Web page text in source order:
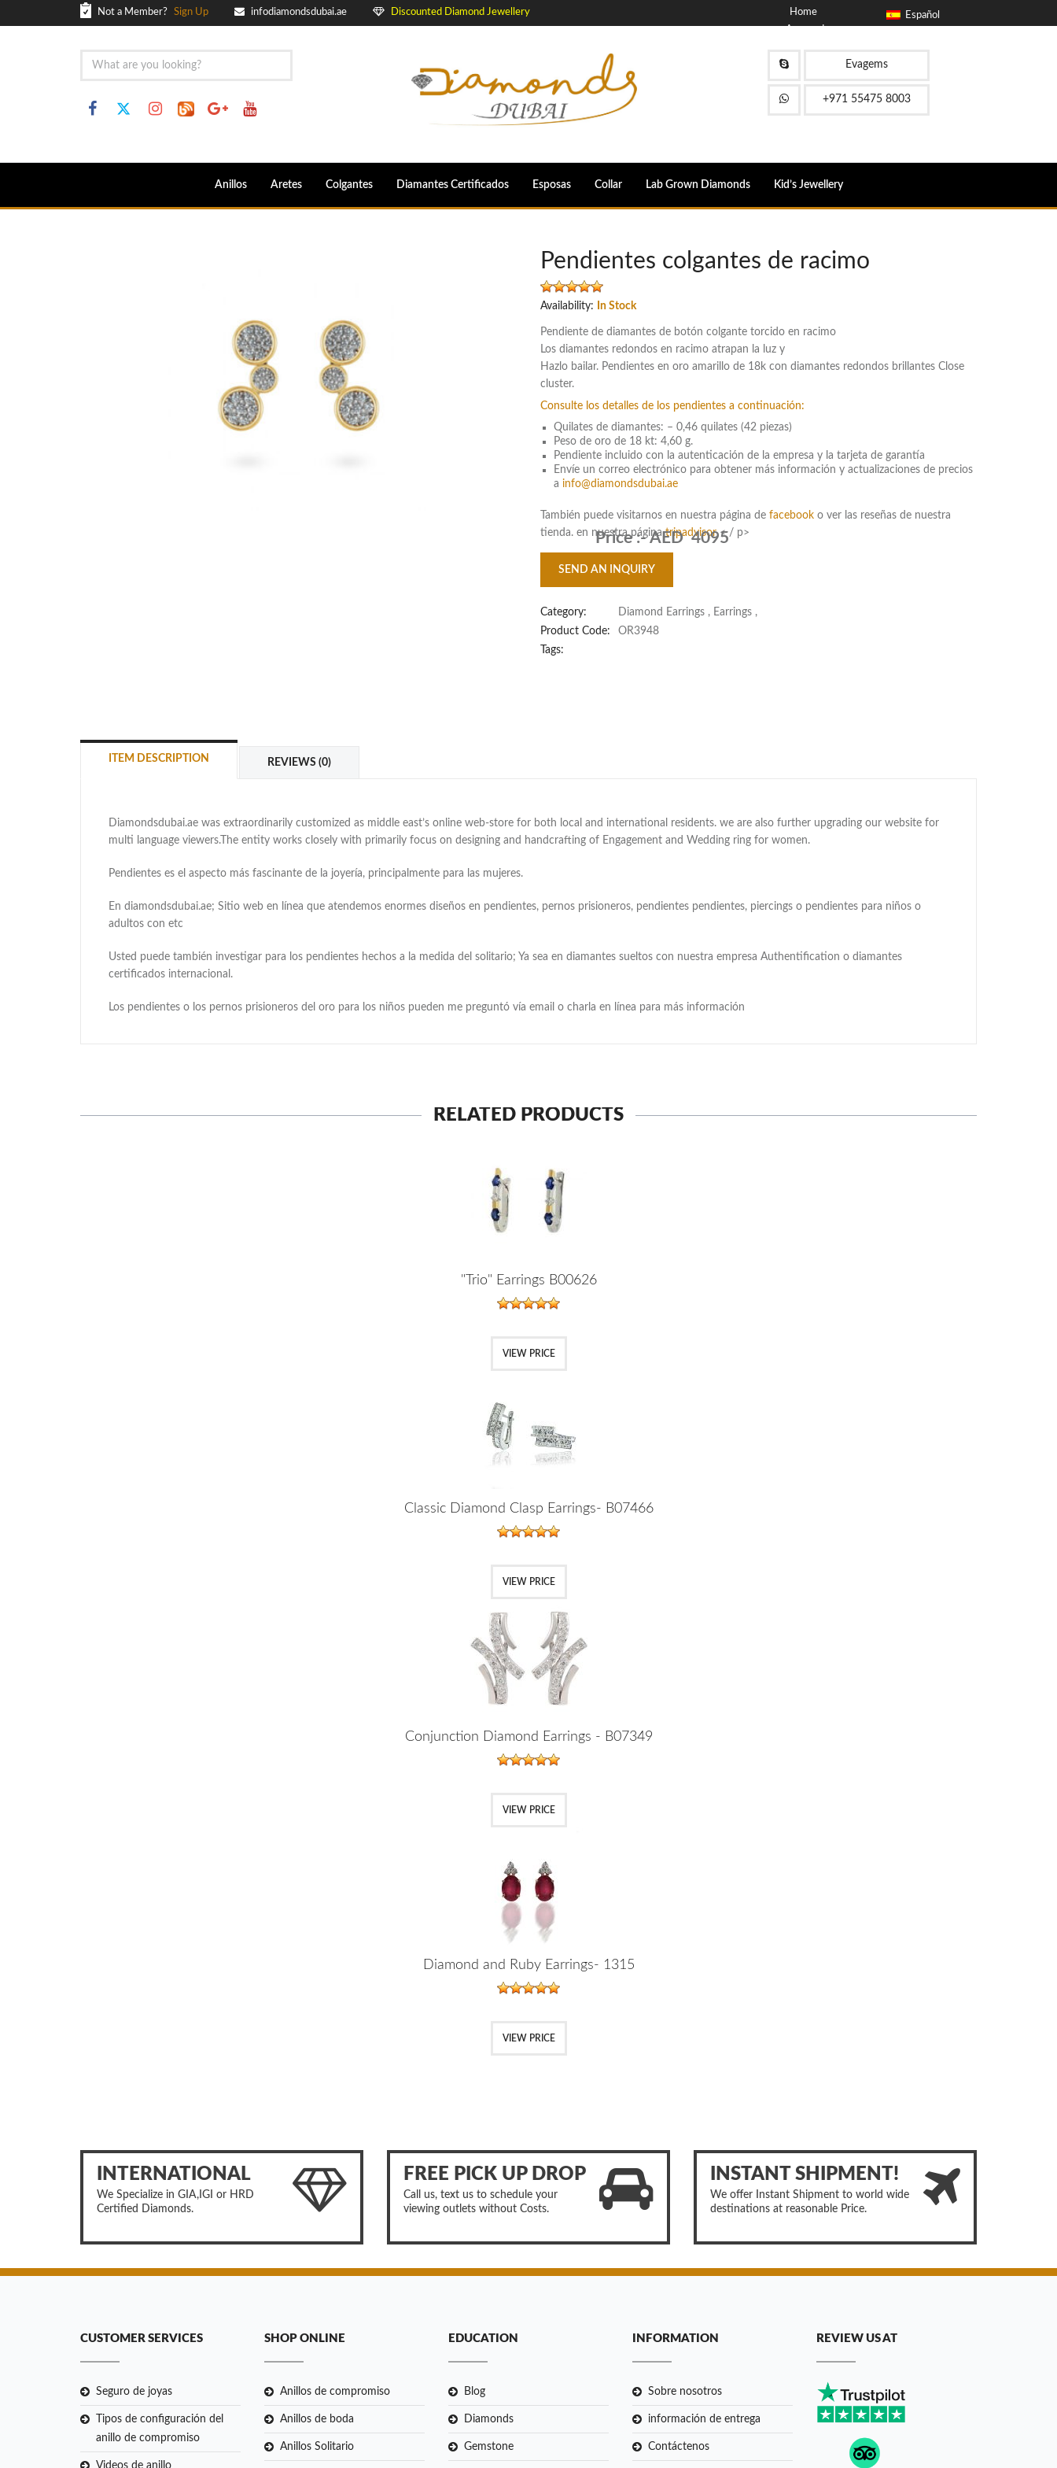
Not a Member? Sign Up infodiamondsdubai.ae Discounted Diamond Jewellery Español
Home
Acerca de
Evagems
+971 55475 8003
Anillos Aretes Colgantes Diamantes Certificados Esposas Collar Lab Grown Diamonds Kid’s Jewellery
Pendientes colgantes de racimo
Availability: In Stock
Pendiente de diamantes de botón colgante torcido en racimo
Los diamantes redondos en racimo atrapan la luz y
Hazlo bailar. Pendientes en oro amarillo de 18k con diamantes redondos brillantes Close
cluster.
Consulte los detalles de los pendientes a continuación:
Quilates de diamantes: – 0,46 quilates (42 piezas)
Peso de oro de 18 kt: 4,60 g.
Pendiente incluido con la autenticación de la empresa y la tarjeta de garantía
Envíe un correo electrónico para obtener más información y actualizaciones de precios
a info@diamondsdubai.ae
También puede visitarnos en nuestra página de facebook o ver las reseñas de nuestra
tienda. en nuestra páginatripadvisor< / p>
Price :-AED 4095
SEND AN INQUIRY
Category: Diamond Earrings , Earrings ,
Product Code:
OR3948
Tags:
ITEM DESCRIPTION REVIEWS (0)
Diamondsdubai.ae was extraordinarily customized as middle east’s online web-store for both local and international residents. we are also further upgrading our website for
multi language viewers.The entity works closely with primarily focus on designing and handcrafting of Engagement and Wedding ring for women.
Pendientes es el aspecto más fascinante de la joyería, principalmente para las mujeres.
En diamondsdubai.ae; Sitio web en línea que atendemos enormes diseños en pendientes, pernos prisioneros, pendientes pendientes, piercings o pendientes para niños o
adultos con etc
Usted puede también investigar para los pendientes hechos a la medida del solitario; Ya sea en diamantes sueltos con nuestra empresa Authentification o diamantes
certificados internacional.
Los pendientes o los pernos prisioneros del oro para los niños pueden me preguntó vía email o charla en línea para más información
RELATED PRODUCTS
"Trio" Earrings B00626
VIEW PRICE
Classic Diamond Clasp Earrings- B07466
VIEW PRICE
Conjunction Diamond Earrings - B07349
VIEW PRICE
Diamond and Ruby Earrings- 1315
VIEW PRICE
INTERNATIONAL
We Specialize in GIA,IGI or HRD
Certified Diamonds.
FREE PICK UP DROP
Call us, text us to schedule your
viewing outlets without Costs.
INSTANT SHIPMENT!
We offer Instant Shipment to world wide
destinations at reasonable Price.
CUSTOMER SERVICES
Seguro de joyas
Tipos de configuración del
anillo de compromiso
Videos de anillo
SHOP ONLINE
Anillos de compromiso
Anillos de boda
Anillos Solitario
EDUCATION
Blog
Diamonds
Gemstone
INFORMATION
Sobre nosotros
información de entrega
Contáctenos
REVIEW US AT